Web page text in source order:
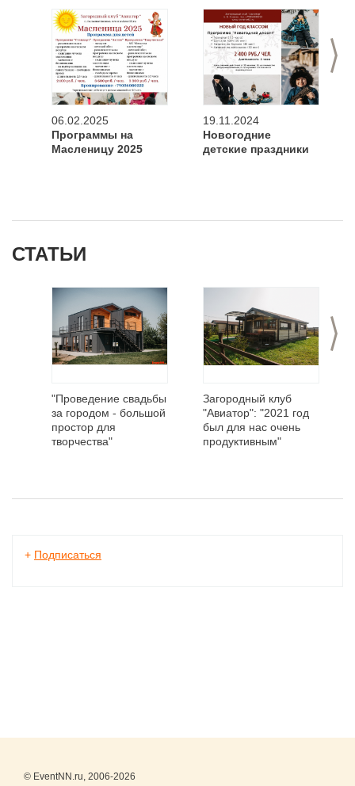
>
06.02.2025
Программы на
Масленицу 2025
19.11.2024
Новогодние
детские праздники
СТАТЬИ
>
"Проведение свадьбы
за городом - большой
простор для
творчества"
Загородный клуб
"Авиатор": "2021 год
был для нас очень
продуктивным"
+ Подписаться
© EventNN.ru, 2006-2026